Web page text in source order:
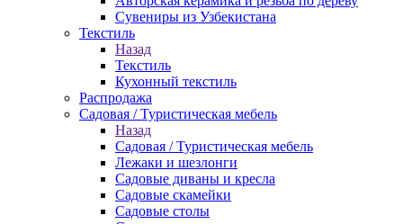
Сувениры из Узбекистана
Текстиль
Назад
Текстиль
Кухонный текстиль
Распродажа
Садовая / Туристическая мебель
Назад
Садовая / Туристическая мебель
Лежаки и шезлонги
Садовые диваны и кресла
Садовые скамейки
Садовые столы